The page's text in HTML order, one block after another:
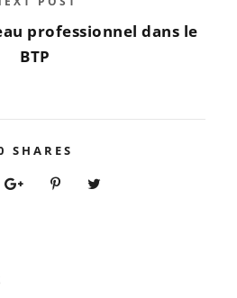
professionnel dans le
BTP
SHARES